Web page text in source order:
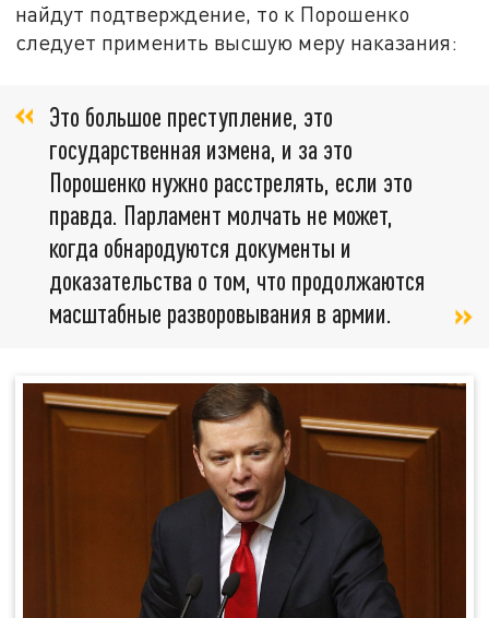
найдут подтверждение, то к Порошенко
следует применить высшую меру наказания:
Это большое преступление, это
государственная измена, и за это
Порошенко нужно расстрелять, если это
правда. Парламент молчать не может,
когда обнародуются документы и
доказательства о том, что продолжаются
масштабные разворовывания в армии.